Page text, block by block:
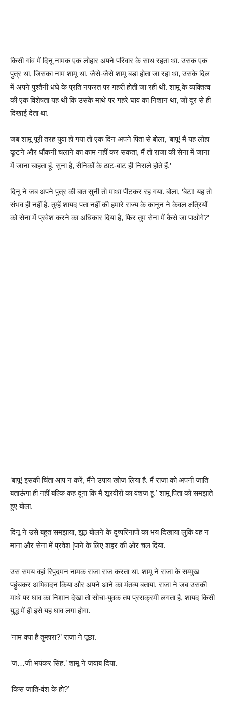
किसी गांव में दिनू नामक एक लोहार अपने परिवार के साथ रहता था. उसक एक
पुत्र था, जिसका नाम शामू था. जैसे-जैसे शामू बड़ा होता जा रहा था, उसके दिल
में अपने पुश्तैनी धंधे के प्रति नफरत पर गहरी होती जा रही थी. शामू के व्यक्तित्व
की एक विशेषता यह थी कि उसके माथे पर गहरे घाव का निशान था, जो दूर से ही
दिखाई देता था.
जब शामू पूरी तरह युवा हो गया तो एक दिन अपने पिता से बोला, ‘बापू! मैं यह लोहा
कूटने और धौंकनी चलाने का काम नहीं कर सकता, मैं तो राजा की सेना में जाना
में जाना चाहता हूं. सुना है, सैनिकों के ठाट-बाट ही निराले होते हैं.’
दिनू ने जब अपने पुत्र की बात सुनी तो माथा पीटकर रह गया. बोला, ‘बेटा! यह तो
संभव ही नहीं है. तुम्हें शायद पता नहीं की हमारे राज्य के कानून ने केवल क्षत्रियों
को सेना में प्रवेश करने का अधिकार दिया है, फिर तुम सेना में कैसे जा पाओगे?’
‘बापू! इसकी चिंता आप न करें, मैंने उपाय खोज लिया है. मैं राजा को अपनी जाति
बताऊंगा ही नहीं बल्कि कह दूंगा कि मैं शूरवीरों का वंशज हूं.’ शामू पिता को समझाते
हुए बोला.
दिनू ने उसे बहुत समझाया, झूठ बोलने के दुष्परिनापों का भय दिखाया लुकिं वह न
माना और सेना में प्रवेश [पाने के लिए शहर की ओर चल दिया.
उस समय वहां रिपुदमन नामक राजा राज करता था. शामू ने राजा के सम्मुख
पहुंचकर अभिवादन किया और अपने आने का मंतव्य बताया. राजा ने जब उसकी
माथे पर घाव का निशान देखा तो सोचा-युवक तप प्रराक्रमी लगता है, शायद किसी
युद्ध में ही इसे यह घाव लगा होगा.
‘नाम क्या है तुम्हारा?’ राजा ने पूछा.
‘ज…जी भयंकर सिंह.’ शामू ने जवाब दिया.
‘किस जाति-वंश के हो?’